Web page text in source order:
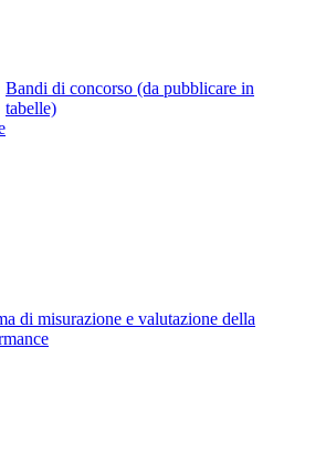
Bandi di concorso (da pubblicare in
tabelle)
di misurazione e valutazione della